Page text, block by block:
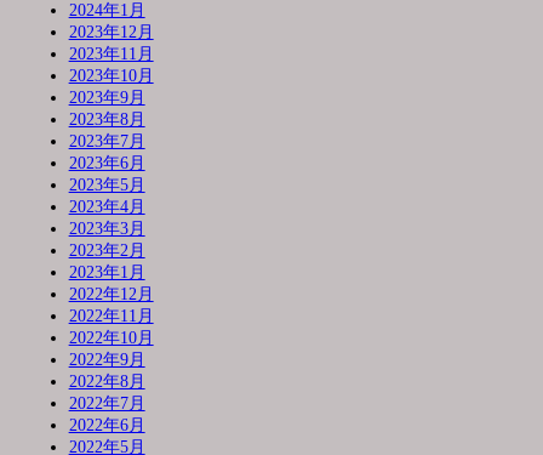
2024年1月
2023年12月
2023年11月
2023年10月
2023年9月
2023年8月
2023年7月
2023年6月
2023年5月
2023年4月
2023年3月
2023年2月
2023年1月
2022年12月
2022年11月
2022年10月
2022年9月
2022年8月
2022年7月
2022年6月
2022年5月